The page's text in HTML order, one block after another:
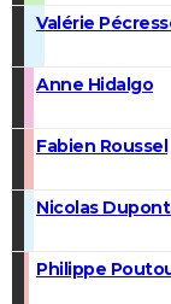
Valérie
Anne Hidalgo
Fabien Roussel
Nicolas
Philippe